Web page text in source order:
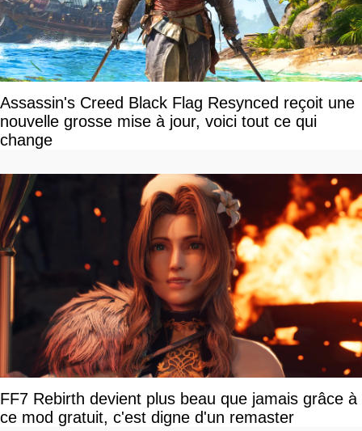
Assassin's Creed Black Flag Resynced reçoit une
nouvelle grosse mise à jour, voici tout ce qui
change
FF7 Rebirth devient plus beau que jamais grâce à
ce mod gratuit, c'est digne d'un remaster